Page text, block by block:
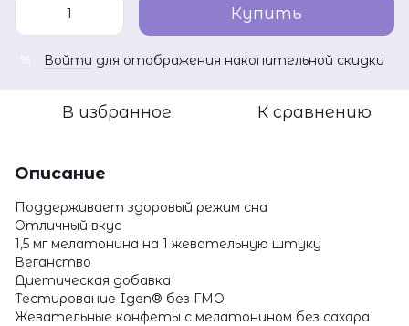
Купить
Войти для отображения накопительной скидки
В избранное К сравнению
Описание
Поддерживает здоровый режим сна
Отличный вкус
1,5 мг мелатонина на 1 жевательную штуку
Веганство
Диетическая добавка
Тестирование Igen® без ГМО
Жевательные конфеты с мелатонином без сахара